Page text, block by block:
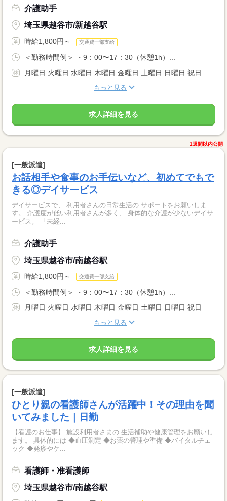
介護助手
埼玉県越谷市/新越谷駅
時給1,800円～ 交通費一部支給
＜勤務時間例＞ ・9：00〜17：30（休憩1h）...
月曜日 火曜日 水曜日 木曜日 金曜日 土曜日 日曜日 祝日
もっと見る
求人詳細を見る
1週間以内公開
[一般派遣]
お話相手や食事のお手伝いなど、初めてでもで
きる◎デイサービス
デイサービスで、 利用者さんの日常生活の サポートをお願いしま
す。 介護度が低い利用者さんが多く、 身体的な介護が少ないデイサ
ービス。 「未経...
介護助手
埼玉県越谷市/南越谷駅
時給1,800円～ 交通費一部支給
＜勤務時間例＞ ・9：00〜17：30（休憩1h）...
月曜日 火曜日 水曜日 木曜日 金曜日 土曜日 日曜日 祝日
もっと見る
求人詳細を見る
[一般派遣]
ひとり親の看護師さんが活躍中！その理由を聞
いてみました｜日勤
【看護のお仕事】 施設利用者さまの 生活補助や健康管理をお願いし
ます。 具体的には ◆血圧測定 ◆お薬の管理や準備 ◆バイタルチェ
ック ◆発疹やケ...
看護師・准看護師
埼玉県越谷市/南越谷駅